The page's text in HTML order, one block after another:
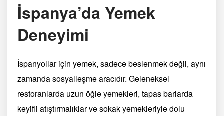
İspanya’da Yemek
Deneyimi
İspanyollar için yemek, sadece beslenmek değil, aynı
zamanda sosyalleşme aracıdır. Geleneksel
restoranlarda uzun öğle yemekleri, tapas barlarda
keyifli atıştırmalıklar ve sokak yemekleriyle dolu